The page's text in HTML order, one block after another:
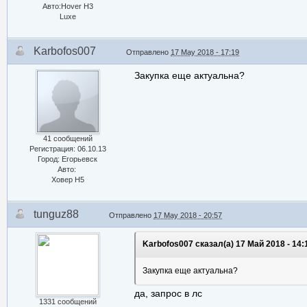
Авто:Hover H3
Luxe
Karbofos007 Отправлено 17 May 2018 - 17:19
41 сообщений
Регистрация: 06.10.13
Город: Егорьевск
Авто:
Ховер Н5
Закупка еще актуальна?
tunguz88 Отправлено 17 May 2018 - 20:57
1331 сообщений
Karbofos007 сказал(а) 17 Май 2018 -
Закупка еще актуальна?
да, запрос в лс